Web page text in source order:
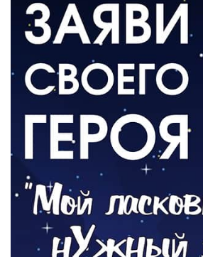
ВЛАСТЬ
День памяти и «Симфония
06.08.2026
Новый настил на экотропе
05.08.2026